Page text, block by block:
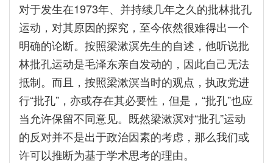
对于发生在1973年、并持续几年之久的批林批孔
运动，对其原因的探究，至今依然很难得出一个
明确的论断。按照梁漱溟先生的自述，他听说批
林批孔运动是毛泽东亲自发动的，因此自己无法
抵制。而且，按照梁漱溟当时的观点，执政党进
行“批孔”，亦或存在其必要性，但是，“批孔”也应
当允许保留不同意见。既然梁漱溟对“批孔”运动
的反对并不是出于政治因素的考虑，那么我们或
许可以推断为基于学术思考的理由。